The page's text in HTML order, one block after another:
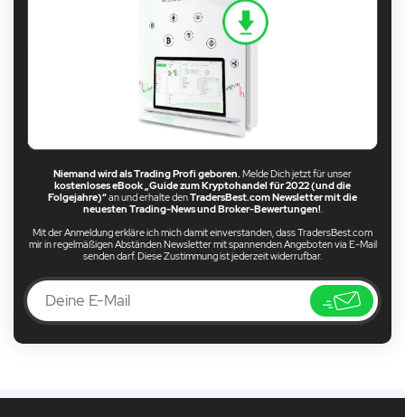
Niemand wird als Trading Profi geboren.Melde Dich jetzt für unser
kostenloses eBook „Guide zum Kryptohandel für 2022 (und die
Folgejahre)“an und erhalte denTradersBest.com Newsletter mit die
neuesten Trading-News und Broker-Bewertungen!.
Mit der Anmeldung erkläre ich mich damit einverstanden, dass TradersBest.com
mir in regelmäßigen Abständen Newsletter mit spannenden Angeboten via E-Mail
senden darf. Diese Zustimmung ist jederzeit widerrufbar.